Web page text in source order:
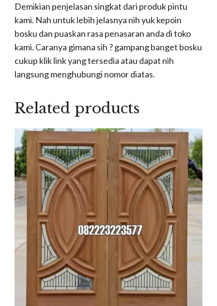
Demikian penjelasan singkat dari produk pintu
kami. Nah untuk lebih jelasnya nih yuk kepoin
bosku dan puaskan rasa penasaran anda di toko
kami. Caranya gimana sih ? gampang banget bosku
cukup klik link yang tersedia atau dapat nih
langsung menghubungi nomor diatas.
Related products